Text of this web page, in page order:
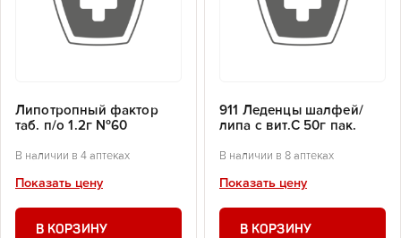
Липотропный фактор
таб. п/о 1.2г №60
В наличии в 4 аптеках
Показать цену
В КОРЗИНУ
911 Леденцы шалфей/
липа с вит.С 50г пак.
В наличии в 8 аптеках
Показать цену
В КОРЗИНУ